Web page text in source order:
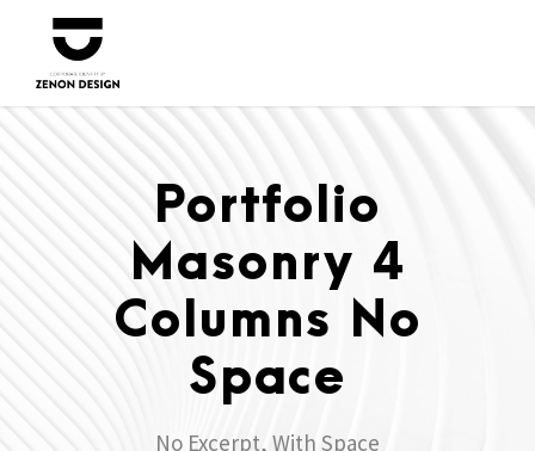
Portfolio
Masonry 4
Columns No
Space
No Excerpt, With Space